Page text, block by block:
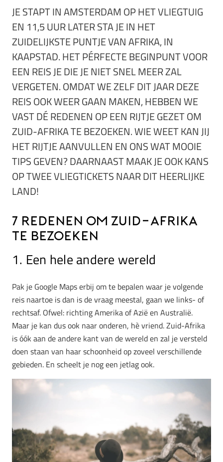
JE STAPT IN AMSTERDAM OP HET VLIEGTUIG
EN 11,5 UUR LATER STA JE IN HET
ZUIDELIJKSTE PUNTJE VAN AFRIKA, IN
KAAPSTAD. HET PÉRFECTE BEGINPUNT VOOR
EEN REIS JE DIE JE NIET SNEL MEER ZAL
VERGETEN. OMDAT WE ZELF DIT JAAR DEZE
REIS OOK WEER GAAN MAKEN, HEBBEN WE
VAST DÉ REDENEN OP EEN RIJTJE GEZET OM
ZUID-AFRIKA TE BEZOEKEN. WIE WEET KAN JIJ
HET RIJTJE AANVULLEN EN ONS WAT MOOIE
TIPS GEVEN? DAARNAAST MAAK JE OOK KANS
OP TWEE VLIEGTICKETS NAAR DIT HEERLIJKE
LAND!
7 Redenen om Zuid-Afrika
te bezoeken
1. Een hele andere wereld
Pak je Google Maps erbij om te bepalen waar je volgende
reis naartoe is dan is de vraag meestal, gaan we links- of
rechtsaf. Ofwel: richting Amerika of Azië en Australië.
Maar je kan dus ook naar onderen, hè vriend. Zuid-Afrika
is óók aan de andere kant van de wereld en zal je versteld
doen staan van haar schoonheid op zoveel verschillende
gebieden. En scheelt je nog een jetlag ook.